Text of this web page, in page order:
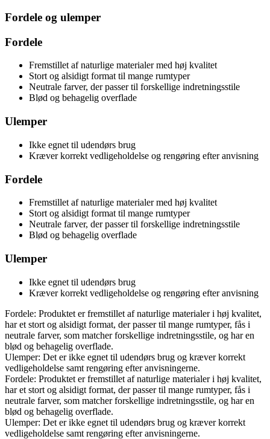
Fordele og ulemper
Fordele
Fremstillet af naturlige materialer med høj kvalitet
Stort og alsidigt format til mange rumtyper
Neutrale farver, der passer til forskellige indretningsstile
Blød og behagelig overflade
Ulemper
Ikke egnet til udendørs brug
Kræver korrekt vedligeholdelse og rengøring efter anvisning
Fordele
Fremstillet af naturlige materialer med høj kvalitet
Stort og alsidigt format til mange rumtyper
Neutrale farver, der passer til forskellige indretningsstile
Blød og behagelig overflade
Ulemper
Ikke egnet til udendørs brug
Kræver korrekt vedligeholdelse og rengøring efter anvisning
Fordele: Produktet er fremstillet af naturlige materialer i høj kvalitet,
har et stort og alsidigt format, der passer til mange rumtyper, fås i
neutrale farver, som matcher forskellige indretningsstile, og har en
blød og behagelig overflade.
Ulemper: Det er ikke egnet til udendørs brug og kræver korrekt
vedligeholdelse samt rengøring efter anvisningerne.
Fordele: Produktet er fremstillet af naturlige materialer i høj kvalitet,
har et stort og alsidigt format, der passer til mange rumtyper, fås i
neutrale farver, som matcher forskellige indretningsstile, og har en
blød og behagelig overflade.
Ulemper: Det er ikke egnet til udendørs brug og kræver korrekt
vedligeholdelse samt rengøring efter anvisningerne.